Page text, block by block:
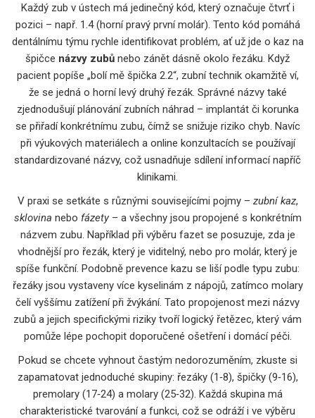
Každý zub v ústech má jedinečný kód, který označuje čtvrť i
pozici – např. 1.4 (horní pravý první molár). Tento kód pomáhá
dentálnímu týmu rychle identifikovat problém, ať už jde o kaz na
špičce názvy zubů nebo zánět dásně okolo řezáku. Když
pacient popíše „bolí mě špička 2.2“, zubní technik okamžitě ví,
že se jedná o horní levý druhý řezák. Správné názvy také
zjednodušují plánování zubních náhrad – implantát či korunka
se přiřadí konkrétnímu zubu, čímž se snižuje riziko chyb. Navíc
při výukových materiálech a online konzultacích se používají
standardizované názvy, což usnadňuje sdílení informací napříč
klinikami.
V praxi se setkáte s různými souvisejícími pojmy – zubní kaz,
sklovina nebo fázety– a všechny jsou propojené s konkrétním
názvem zubu. Například při výběru fazet se posuzuje, zda je
vhodnější pro řezák, který je viditelný, nebo pro molár, který je
spíše funkční. Podobně prevence kazu se liší podle typu zubu:
řezáky jsou vystaveny více kyselinám z nápojů, zatímco molary
čelí vyššímu zatížení při žvýkání. Tato propojenost mezi názvy
zubů a jejich specifickými riziky tvoří logický řetězec, který vám
pomůže lépe pochopit doporučené ošetření i domácí péči.
Pokud se chcete vyhnout častým nedorozuměním, zkuste si
zapamatovat jednoduché skupiny: řezáky (1‑8), špičky (9‑16),
premolary (17‑24) a molary (25‑32). Každá skupina má
charakteristické tvarování a funkci, což se odráží i ve výběru